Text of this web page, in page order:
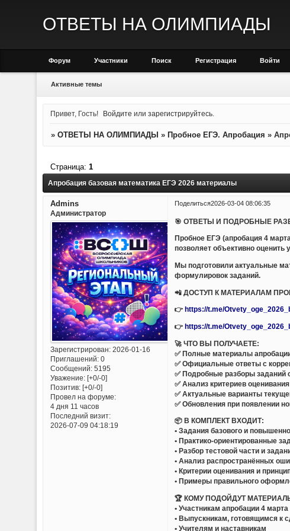
ОТВЕТЫ НА ОЛИМПИАДЫ
Форум Участники Поиск Регистрация Войти
Активные темы
Привет, Гость! Войдите илизарегистрируйтесь
» ОТВЕТЫ НА ОЛИМПИАДЫ » Пробное ЕГЭ. Апробация »
Апробация базовая математика ЕГЭ 2026 материалы
Страница: 1
Поделиться2026-03-04 08:06:35
Admins
Администратор
Зарегистрирован: 2026-01-16
Приглашений:0
Сообщений:5195
Уважение: [+0/-0]
Позитив: [+0/-0]
Провел на форуме:
4 дня 11 часов
Последний визит:
2026-07-09 04:18:19
🎯 ОТВЕТЫ И ПОДРОБНЫЕ
Пробное ЕГЭ (апробация 4
позволяет объективно оценить
Мы подготовили актуальные
формулировок заданий.
📲 ДОСТУП К МАТЕРИАЛАМ
👉 https://t.me/
👉https://t.me/
🚀 ЧТО ВЫ ПОЛУЧАЕТЕ:
✅ Полные материалы
✅ Официальные ответы с
✅ Подробные разборы заданий
✅ Анализ критериев
✅ Актуальные варианты
✅ Обновления при появлении
📦 В КОМПЛЕКТ ВХОДИТ:
• Задания базового и
• Практико-ориентированные
• Разбор тестовой части и
• Анализ распространённых
• Критерии оценивания и
• Примеры правильного
🏆 КОМУ ПОДОЙДУТ
• Участникам апробации 4 марта
• Выпускникам, готовящимся к
• Учителям и наставникам